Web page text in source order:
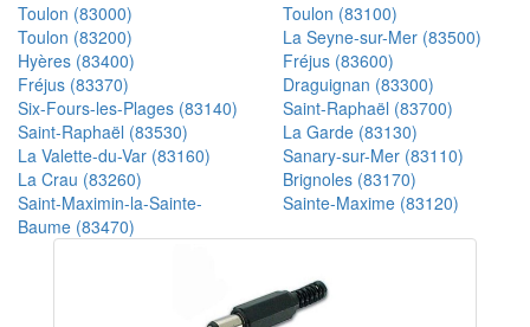
Toulon (83000)
Toulon (83100)
Toulon (83200)
La Seyne-sur-Mer (83500)
Hyères (83400)
Fréjus (83600)
Fréjus (83370)
Draguignan (83300)
Six-Fours-les-Plages (83140)
Saint-Raphaël (83700)
Saint-Raphaël (83530)
La Garde (83130)
La Valette-du-Var (83160)
Sanary-sur-Mer (83110)
La Crau (83260)
Brignoles (83170)
Saint-Maximin-la-Sainte-
Baume (83470)
Sainte-Maxime (83120)